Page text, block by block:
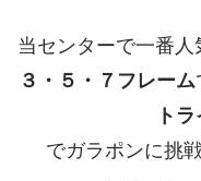
当センターで一番
３・５・７フレーム
ト
でガラポンに挑